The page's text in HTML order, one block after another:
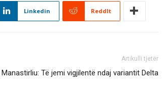
Linkedin ReddIt
Artikulli tjetër
Manastirliu: Të jemi vigjilentë ndaj variantit Delta